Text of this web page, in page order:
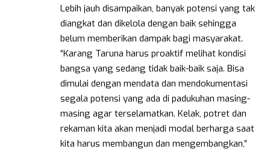
Lebih jauh disampaikan, banyak potensi yang tak
diangkat dan dikelola dengan baik sehingga
belum memberikan dampak bagi masyarakat.
“Karang Taruna harus proaktif melihat kondisi
bangsa yang sedang tidak baik-baik saja. Bisa
dimulai dengan mendata dan mendokumentasi
segala potensi yang ada di padukuhan masing-
masing agar terselamatkan. Kelak, potret dan
rekaman kita akan menjadi modal berharga saat
kita harus membangun dan mengembangkan,”